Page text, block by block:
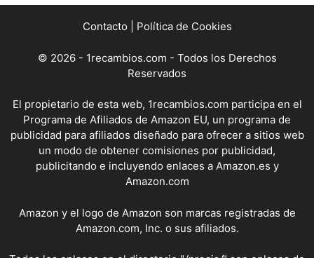
Contacto Política de Cookies
© 2026 - 1recambios.com - Todos los Derechos
Reservados
El propietario de esta web, 1recambios.com participa en el
Programa de Afiliados de Amazon EU, un programa de
publicidad para afiliados diseñado para ofrecer a sitios web
un modo de obtener comisiones por publicidad,
publicitando e incluyendo enlaces a Amazon.es y
Amazon.com
Amazon y el logo de Amazon son marcas registradas de
Amazon.com, Inc. o sus afiliados.